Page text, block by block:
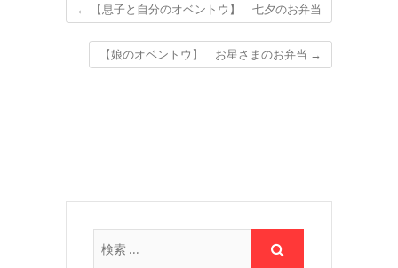
← 【息子と自分のオベントウ】 七夕のお弁当
【娘のオベントウ】 お星さまのお弁当 →